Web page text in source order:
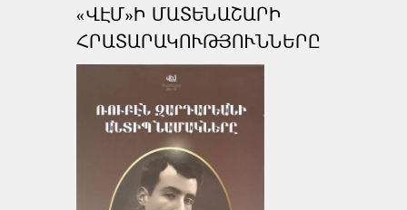
«ՎԷՄ»Ի ՄԱՏԵՆԱՇԱՐԻ
ՀՐԱՏԱՐԱԿՈՒԹՅՈՒՆՆԵՐԸ